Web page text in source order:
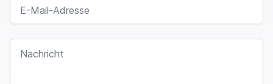
dreifache Leidenschaft jetzt in dir vereinigst, ähm
dann kann das nur ein leidenschaftliches
NACHRICHT